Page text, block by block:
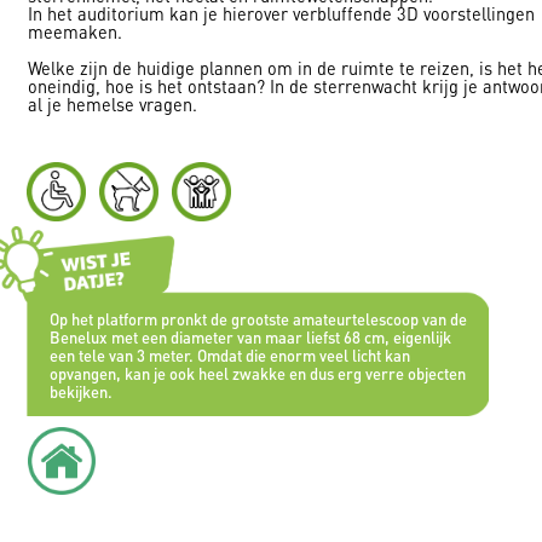
Op het platform pronkt de grootste amateurtelescoop van de
Benelux met een diameter van maar liefst 68 cm, eigenlijk
een tele van 3 meter. Omdat die enorm veel licht kan
opvangen, kan je ook heel zwakke en dus erg verre objecten
bekijken.
In het auditorium kan je hierover verbluffende 3D voorstellingen
meemaken.
Welke zijn de huidige plannen om in de ruimte te reizen, is het
oneindig, hoe is het ontstaan? In de sterrenwacht krijg je
al je hemelse vragen.